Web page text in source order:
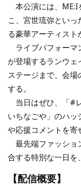
本公演には、ME:I
こ、宮世琉弥とい
る豪華アーティスト
ライブパフォーマ
が登場するランウ
ステージまで、会
する。
当日はぜひ、「#
いちなごや」のハ
や応援コメントを寄
最先端ファッショ
合する特別な一日を
【配信概要】